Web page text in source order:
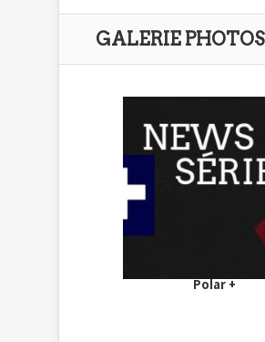
GALERIE PHOTOS
Polar +